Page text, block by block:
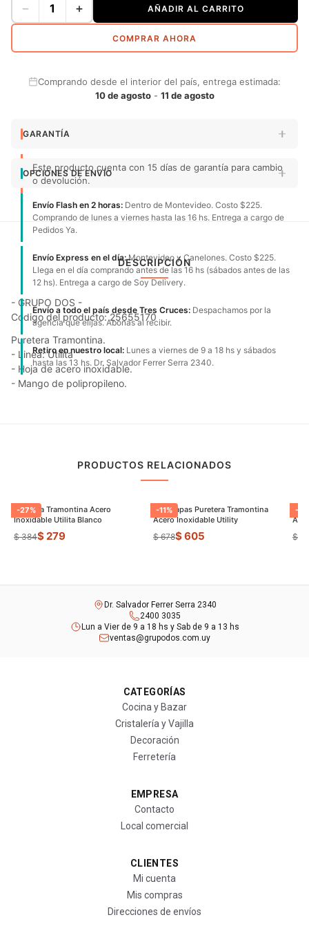
− + AÑADIR AL CARRITO
COMPRAR AHORA
Comprando desde el interior del país, entrega estimada:
10 de agosto- 11 de agosto
GARANTÍA
Este producto cuenta con 15 días de garantía para cambio
o devolución.
OPCIONES DE ENVÍO
Envío Flash en 2 horas: Dentro de Montevideo. Costo $225.
Comprando de lunes a viernes hasta las 16 hs. Entrega a cargo de
Pedidos Ya.
Envío Express en el día:Montevideo y Canelones. Costo $225.
Llega en el día comprando antes de las 16 hs (sábados antes de las
12 hs). Entrega a cargo de Soy Delivery.
Envío a todo el país desde Tres Cruces: Despachamos por la
agencia que elijas. Abonas al recibir.
Retiro en nuestro local: Lunes a viernes de 9 a 18 hs y sábados
hasta las 13 hs. Dr. Salvador Ferrer Serra 2340.
DESCRIPCIÓN
- GRUPO DOS -
Código del producto: 25655170
Puretera Tramontina.
- Linea: Utilita
- Hoja de acero inoxidable.
- Mango de polipropileno.
PRODUCTOS RELACIONADOS
-27%
Puretera Tramontina Acero
Inoxidable Utilita Blanco
$ 384$ 279
-11%
Pisa Papas Puretera Tramontina
Acero Inoxidable Utility
$ 678$ 605
-
$
Dr. Salvador Ferrer Serra 2340
2400 3035
Lun a Vier de 9 a 18 hs y Sab de 9 a 13 hs
ventas@grupodos.com.uy
CATEGORÍAS
Cocina y Bazar
Cristalería y Vajilla
Decoración
Ferretería
EMPRESA
Contacto
Local comercial
CLIENTES
Mi cuenta
Mis compras
Direcciones de envíos